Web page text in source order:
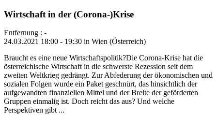
Wirtschaft in der (Corona-)Krise
Entfernung : -
24.03.2021 18:00 - 19:30 in Wien (Österreich)
Braucht es eine neue Wirtschaftspolitik?Die Corona-​Krise hat die
österreichische Wirtschaft in die schwerste Rezession seit dem
zweiten Weltkrieg gedrängt. Zur Abfederung der ökonomischen und
sozialen Folgen wurde ein Paket geschnürt, das hinsichtlich der
aufgewandten finanziellen Mittel und der Breite der geförderten
Gruppen einmalig ist. Doch reicht das aus? Und welche
Perspektiven gibt ...